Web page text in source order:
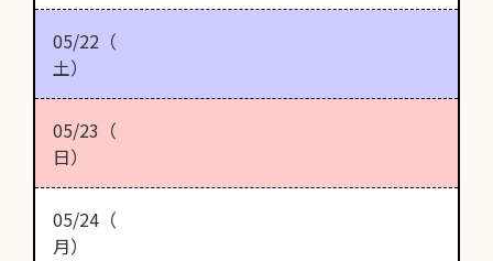
05/22（
土）
05/23（
日）
05/24（
月）